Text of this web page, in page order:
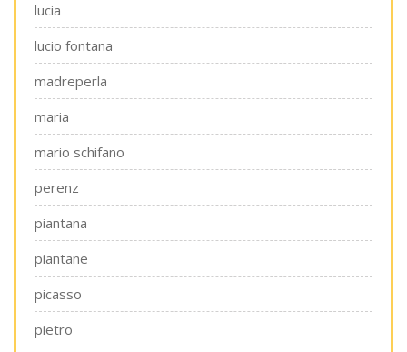
lucia
lucio fontana
madreperla
maria
mario schifano
perenz
piantana
piantane
picasso
pietro